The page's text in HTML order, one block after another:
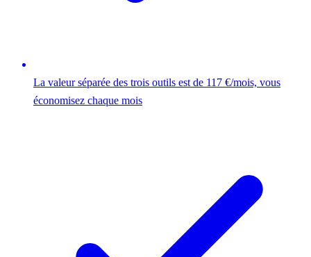
La valeur séparée des trois outils est de 117 €/mois, vous
économisez chaque mois